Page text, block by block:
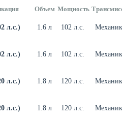
Объем Мощность
л.с.) 1.6 л 102 л.с.
л.с.) 1.6 л 102 л.с.
л.с.) 1.8 л 120 л.с.
л.с.) 1.8 л 120 л.с.